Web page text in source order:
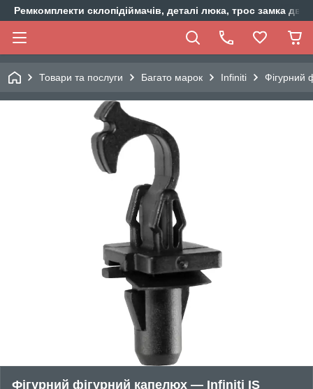
Ремкомплекти склопідіймачів, деталі люка, трос замка
Товари та послуги Багато марок Infiniti Фігурний
Фігурний фігурний капелюх — Infiniti IS